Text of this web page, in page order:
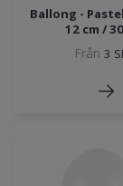
Ballong -
12 cm /
Från 3